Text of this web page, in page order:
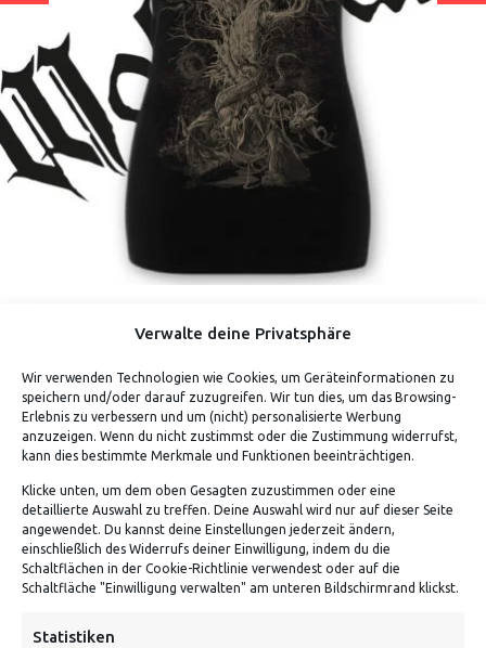
Verwalte deine Privatsphäre
Wir verwenden Technologien wie Cookies, um Geräteinformationen zu
speichern und/oder darauf zuzugreifen. Wir tun dies, um das Browsing-
Erlebnis zu verbessern und um (nicht) personalisierte Werbung
anzuzeigen. Wenn du nicht zustimmst oder die Zustimmung widerrufst,
kann dies bestimmte Merkmale und Funktionen beeinträchtigen.
Klicke unten, um dem oben Gesagten zuzustimmen oder eine
detaillierte Auswahl zu treffen. Deine Auswahl wird nur auf dieser Seite
angewendet. Du kannst deine Einstellungen jederzeit ändern,
einschließlich des Widerrufs deiner Einwilligung, indem du die
Schaltflächen in der Cookie-Richtlinie verwendest oder auf die
Schaltfläche "Einwilligung verwalten" am unteren Bildschirmrand klickst.
Statistiken
WOLFCHANT – TREE ♀
Verdiene bis zu 35 Punkte.
ADRESSE